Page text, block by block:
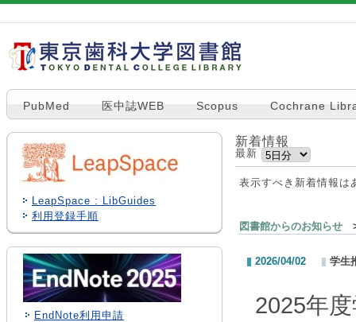
PubMed 医中誌WEB Scopus Cochrane
LeapSpace : LibGuides
利用登録手順
EndNote利用申請
新着情報
最新
表示すべき新着情報は
図書館からのお知らせ
2026/04/02 学生
2025年